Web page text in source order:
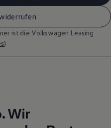
ist die Volkswagen Leasing
)
Wir